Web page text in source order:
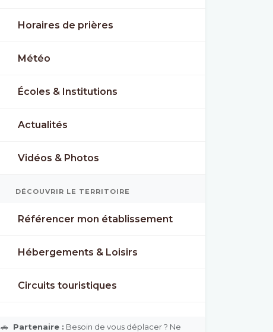
WED
41° 41°
27°
Horaires de prières
Météo
Écoles & Institutions
Actualités
Vidéos & Photos
DÉCOUVRIR LE TERRITOIRE
Référencer mon établissement
Hébergements & Loisirs
Circuits touristiques
🚗 Partenaire : Besoin de vous déplacer ? Ne